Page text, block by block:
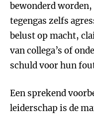
bewonderd
tegengas zelfs
belust op macht,
van collega’s of
schuld voor hun
Een sprekend
leiderschap is de